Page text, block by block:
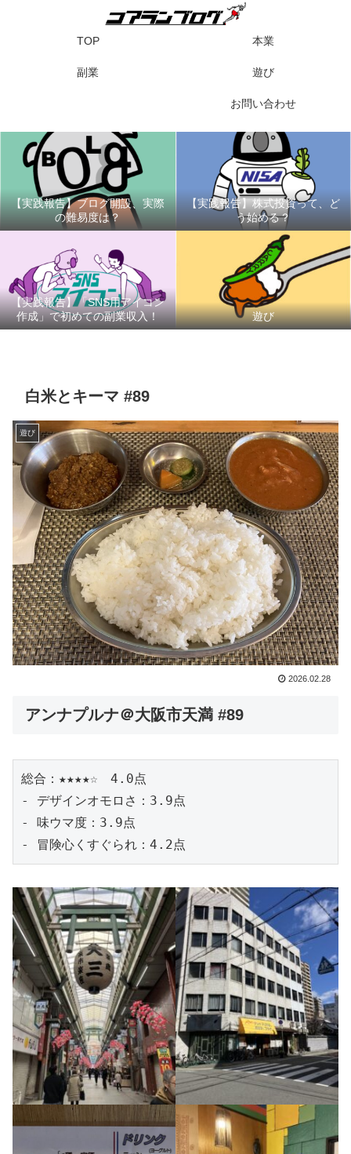
TOP 本業
副業 遊び
お問い合わせ
【実践報告】ブログ開設、実際
の難易度は？
【実践報告】株式投資って、ど
う始める？
【実践報告】「SNS用アイコン
作成」で初めての副業収入！
遊び
白米とキーマ #89
遊び
2026.02.28
アンナプルナ＠大阪市天満 #89
総合：★★★★☆　4.0点
- デザインオモロさ：3.9点
- 味ウマ度：3.9点
- 冒険心くすぐられ：4.2点